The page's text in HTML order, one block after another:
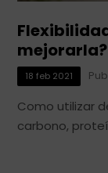
mejorarla?
18 feb 2021
Como utilizar
carbono,